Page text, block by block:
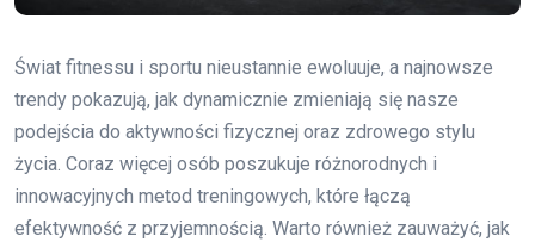
Świat fitnessu i sportu nieustannie ewoluuje, a najnowsze
trendy pokazują, jak dynamicznie zmieniają się nasze
podejścia do aktywności fizycznej oraz zdrowego stylu
życia. Coraz więcej osób poszukuje różnorodnych i
innowacyjnych metod treningowych, które łączą
efektywność z przyjemnością. Warto również zauważyć, jak